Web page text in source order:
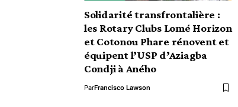
Solidarité transfrontalière :
les Rotary Clubs Lomé Horizon
et Cotonou Phare rénovent et
équipent l’USP d’Aziagba
Condji à Aného
ParFrancisco Lawson